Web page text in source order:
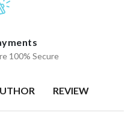
100% Secure
REVIEW